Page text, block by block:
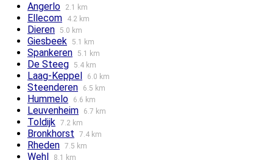
Angerlo
2.1 km
Ellecom 4.2 km
Dieren 5.0 km
Giesbeek 5.1 km
Spankeren 5.1 km
De Steeg 5.4 km
Laag-Keppel 6.0 km
Steenderen 6.5 km
Hummelo 6.6 km
Leuvenheim 6.7 km
Toldijk 7.2 km
Bronkhorst 7.4 km
Rheden 7.5 km
Wehl 8.1 km